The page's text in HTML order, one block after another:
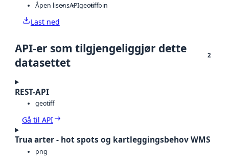
Åpen lisensAPIgeotiffbin
Last ned
API-er som tilgjengeliggjør dette
datasettet
2
REST-API
geotiff
Gå til API
Trua arter - hot spots og kartleggingsbehov WMS
png